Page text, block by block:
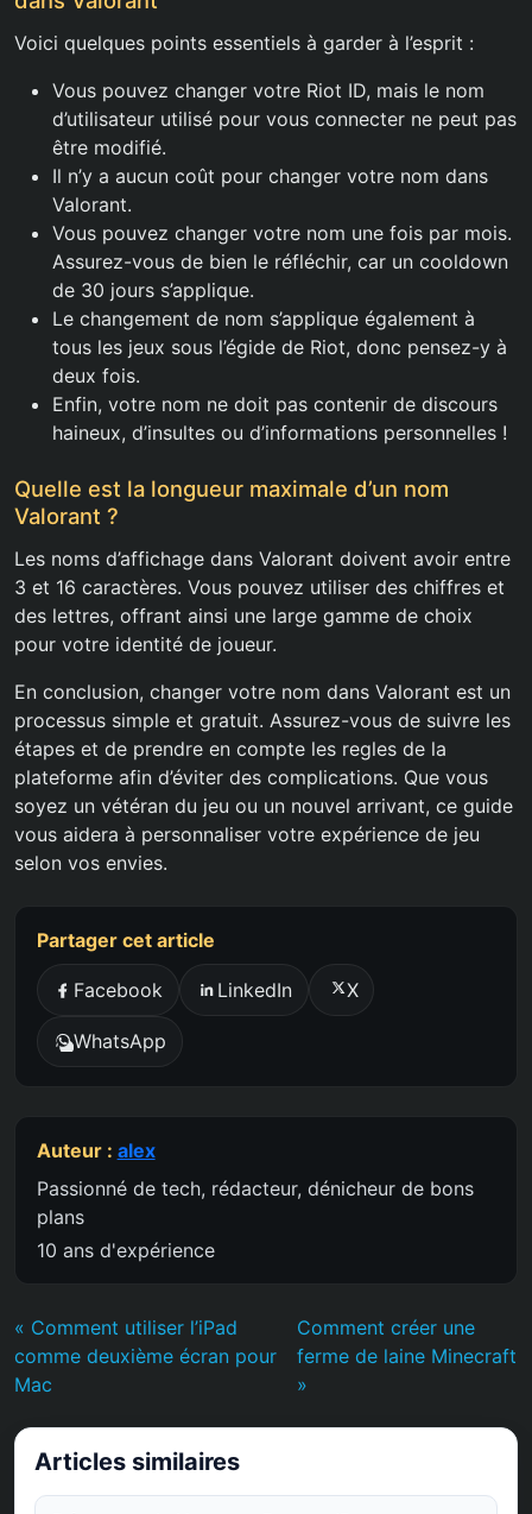
Voici quelques points essentiels à garder à l’esprit :
Vous pouvez changer votre Riot ID, mais le nom
d’utilisateur utilisé pour vous connecter ne peut pas
être modifié.
Il n’y a aucun coût pour changer votre nom dans
Valorant.
Vous pouvez changer votre nom une fois par mois.
Assurez-vous de bien le réfléchir, car un cooldown
de 30 jours s’applique.
Le changement de nom s’applique également à
tous les jeux sous l’égide de Riot, donc pensez-y à
deux fois.
Enfin, votre nom ne doit pas contenir de discours
haineux, d’insultes ou d’informations personnelles !
Quelle est la longueur maximale d’un nom
Valorant ?
Les noms d’affichage dans Valorant doivent avoir entre
3 et 16 caractères. Vous pouvez utiliser des chiffres et
des lettres, offrant ainsi une large gamme de choix
pour votre identité de joueur.
En conclusion, changer votre nom dans Valorant est un
processus simple et gratuit. Assurez-vous de suivre les
étapes et de prendre en compte les regles de la
plateforme afin d’éviter des complications. Que vous
soyez un vétéran du jeu ou un nouvel arrivant, ce guide
vous aidera à personnaliser votre expérience de jeu
selon vos envies.
Partager cet article
Facebook LinkedIn X
WhatsApp
Auteur : alex
Passionné de tech, rédacteur, dénicheur de bons
plans
10 ans d'expérience
« Comment utiliser l’iPad
comme deuxième écran pour
Mac
Comment créer une
ferme de laine Minecraft
»
Articles similaires